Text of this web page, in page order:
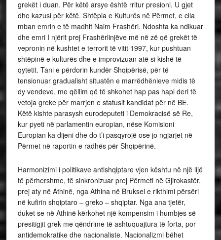
grekët i duan. Për këtë arsye është rritur presioni. U gjet
dhe kazusi për këtë. Shtëpia e Kulturës në Përmet, e cila
mban emrin e të madhit Naim Frashëri. Ndoshta ka ndikuar
dhe emri I njërit prej Frashërlinjëve më në zë që grekët të
vepronin në kushtet e terrorit të vitit 1997, kur pushtuan
shtëpinë e kulturës dhe e improvizuan atë si kishë të
qytetit. Tani e përdorin kundër Shqipërisë, për të
tensionuar gradualisht situatën e marrëdhënieve midis të
dy vendeve, me qëllim që të shkohet hap pas hapi deri të
vetoja greke për marrjen e statusit kandidat për në BE.
Këtë kishte parasysh eurodeputeti i Demokracisë së Re,
kur pyeti në parlamentin europian, nëse Komisioni
Europian ka dijeni dhe do t’i pasqyrojë ose jo ngjarjet në
Përmet në raportin e radhës për Shqipërinë.
Harmonizimi i politikave antishqiptare vjen kështu në një lijë
të përhershme, të sinkronizuar prej Përmeti në Gjirokastër,
prej aty në Athinë, nga Athina në Bruksel e rikthimi përsëri
në kufirin shqiptaro – greko – shqiptar. Nga ana tjetër,
duket se në Athinë kërkohet një kompensim i humbjes së
presitigjit grek me qëndrime të ashtuquajtura të forta, por
antidemokratike dhe nacionaliste. Nacionalizmi bëhet